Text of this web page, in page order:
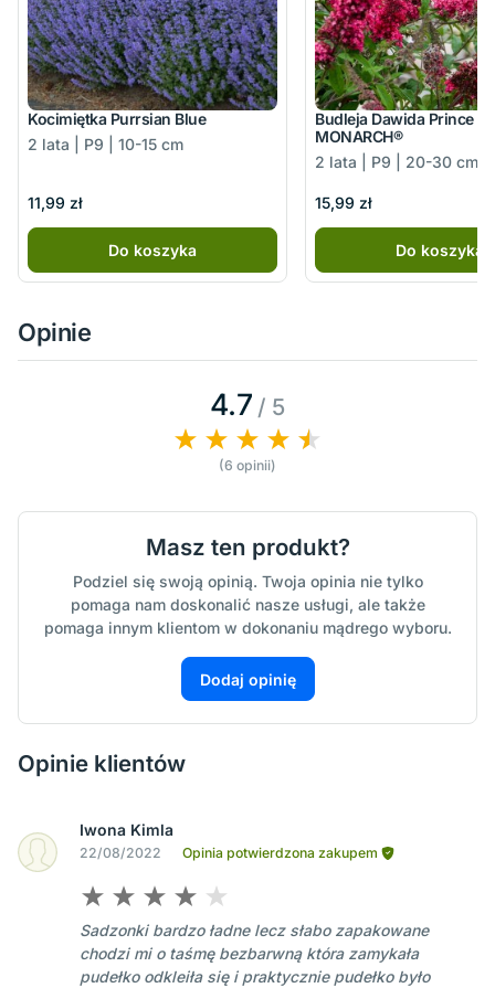
Kocimiętka Purrsian Blue
2 lata | P9 | 10-15 cm
11,99 zł
Do koszyka
Budleja Dawida Prince
MONARCH®
2 lata | P9 | 20-30 cm
15,99 zł
Do koszyka
Opinie
4.7 / 5
(6 opinii)
Masz ten produkt?
Podziel się swoją opinią. Twoja opinia nie tylko
pomaga nam doskonalić nasze usługi, ale także
pomaga innym klientom w dokonaniu mądrego wyboru.
Dodaj opinię
Opinie klientów
Iwona Kimla
22/08/2022 Opinia potwierdzona zakupem
Sadzonki bardzo ładne lecz słabo zapakowane
chodzi mi o taśmę bezbarwną która zamykała
pudełko odkleiła się i praktycznie pudełko było